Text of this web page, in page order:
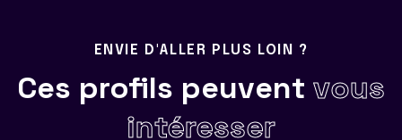
ENVIE D'ALLER PLUS LOIN ?
Ces profils peuvent vous
intéresser